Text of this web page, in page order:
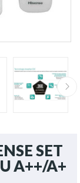
SET
A++/A+